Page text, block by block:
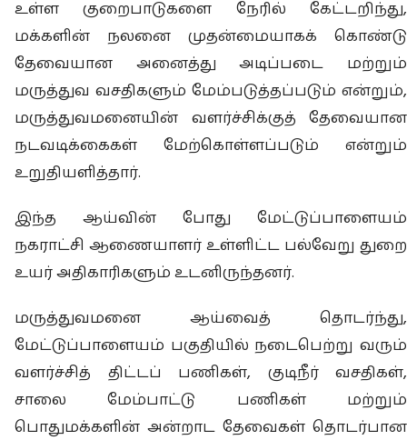
உள்ள குறைபாடுகளை நேரில் கேட்டறிந்து,
மக்களின் நலனை முதன்மையாகக் கொண்டு
தேவையான அனைத்து அடிப்படை மற்றும்
மருத்துவ வசதிகளும் மேம்படுத்தப்படும் என்றும்,
மருத்துவமனையின் வளர்ச்சிக்குத் தேவையான
நடவடிக்கைகள் மேற்கொள்ளப்படும் என்றும்
உறுதியளித்தார்.
இந்த ஆய்வின் போது மேட்டுப்பாளையம்
நகராட்சி ஆணையாளர் உள்ளிட்ட பல்வேறு துறை
உயர் அதிகாரிகளும் உடனிருந்தனர்.
மருத்துவமனை ஆய்வைத் தொடர்ந்து,
மேட்டுப்பாளையம் பகுதியில் நடைபெற்று வரும்
வளர்ச்சித் திட்டப் பணிகள், குடிநீர் வசதிகள்,
சாலை மேம்பாட்டு பணிகள் மற்றும்
பொதுமக்களின் அன்றாட தேவைகள் தொடர்பான